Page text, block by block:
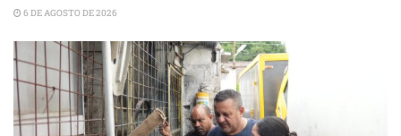
6 DE AGOSTO DE 2026